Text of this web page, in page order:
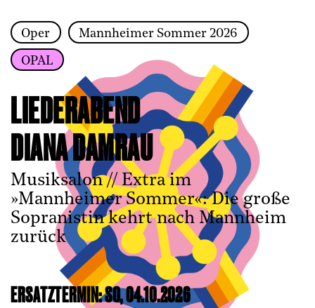
Zur Hauptnavigation springen
Zum Hauptinhalt springen Zum Footer springen
Oper Mannheimer Sommer 2026
OPAL
LIEDERABEND
DIANA DAMRAU
Musiksalon // Extra im
»Mannheimer Sommer«: Die große
Sopranistin kehrt nach Mannheim
zurück
ERSATZTERMIN: SO, 04.10.2026